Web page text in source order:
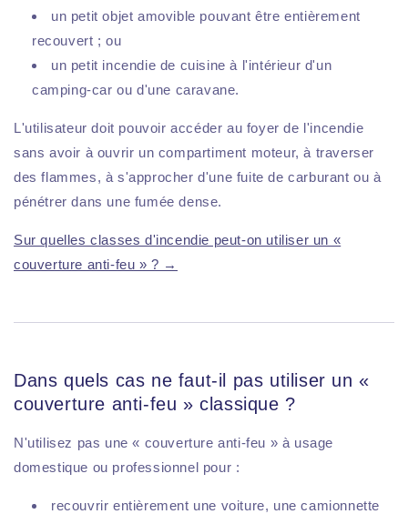
un petit objet amovible pouvant être entièrement
recouvert ; ou
un petit incendie de cuisine à l'intérieur d'un
camping-car ou d'une caravane.
L'utilisateur doit pouvoir accéder au foyer de l'incendie
sans avoir à ouvrir un compartiment moteur, à traverser
des flammes, à s'approcher d'une fuite de carburant ou à
pénétrer dans une fumée dense.
Sur quelles classes d'incendie peut-on utiliser un «
couverture anti-feu » ? →
Dans quels cas ne faut-il pas utiliser un «
couverture anti-feu » classique ?
N'utilisez pas une « couverture anti-feu » à usage
domestique ou professionnel pour :
recouvrir entièrement une voiture, une camionnette